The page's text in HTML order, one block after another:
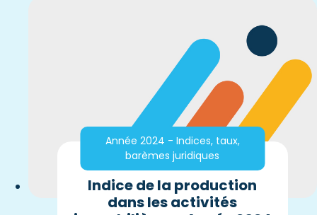
Année 2024 - Indices, taux,
barèmes juridiques
Indice de la production
dans les activités